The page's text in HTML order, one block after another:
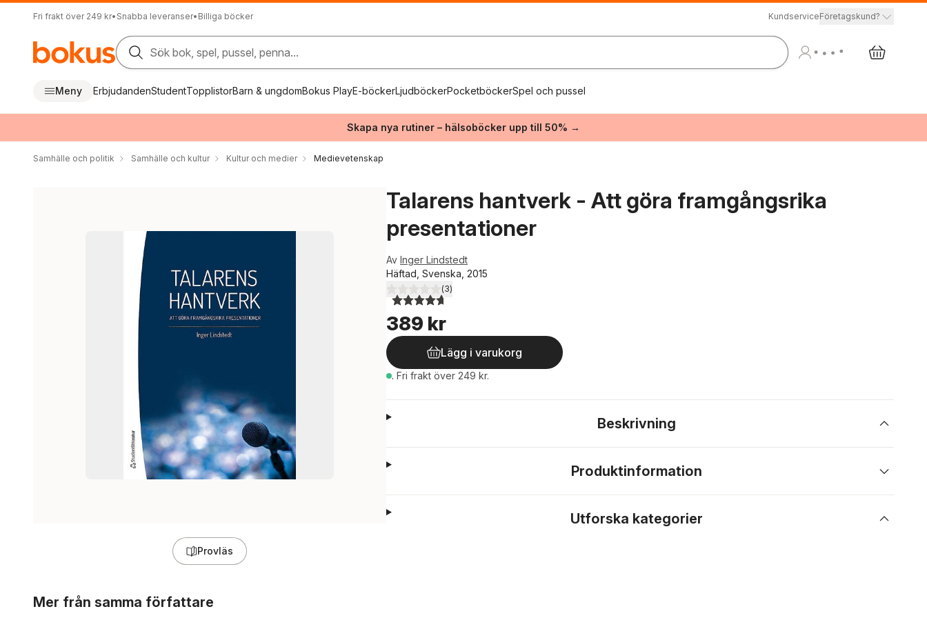
Fri frakt över 249 kr• Snabba leveranser• Billiga böcker KundserviceFöretagskund?
Sök bok, spel, pussel, penna...
Meny ErbjudandenStudentTopplistorBarn & ungdomBokus PlayE-böckerLjudböckerPocketböckerSpel och pussel
Skapa nya rutiner – hälsoböcker upp till 50% →
Samhälle och politik Samhälle och kultur Kultur och medier Medievetenskap
Provläs
Talarens hantverk - Att göra framgångsrika
presentationer
Av Inger Lindstedt
Häftad, Svenska, 2015
4,7utav 5 stjärnor. Totalt antal röster:
(3)
389 kr
Lägg i varukorg
. Fri frakt över 249 kr.
Beskrivning
Produktinformation
Utforska kategorier
Mer från samma författare